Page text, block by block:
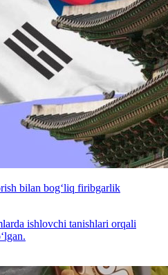
bilan bog‘liq firibgarlik
ishlovchi tanishlari orqali